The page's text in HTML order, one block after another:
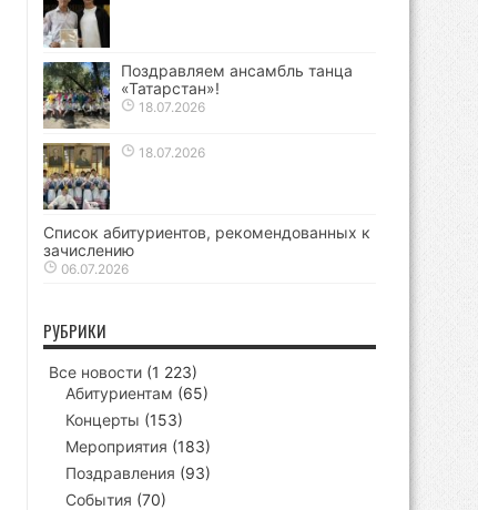
Поздравляем ансамбль танца
«Татарстан»!
18.07.2026
18.07.2026
Список абитуриентов, рекомендованных к
зачислению
06.07.2026
РУБРИКИ
Все новости (1 223)
Абитуриентам (65)
Концерты (153)
Мероприятия (183)
Поздравления (93)
События (70)